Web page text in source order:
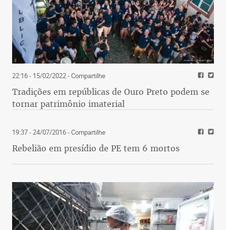
22:16 - 15/02/2022- Compartilhe
Tradições em repúblicas de Ouro Preto podem se
tornar patrimônio imaterial
19:37 - 24/07/2016- Compartilhe
Rebelião em presídio de PE tem 6 mortos